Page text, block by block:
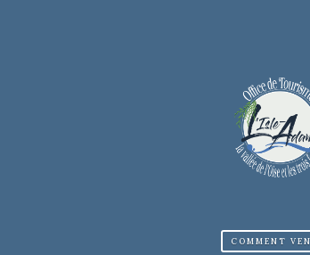
COMMENT